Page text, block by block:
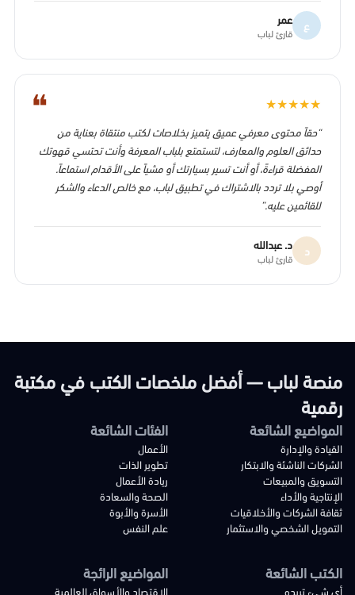
ع عمر
قارئ لباب
❝ ★
★
★
★
★
“حقاً محتوى معرفي عميق يتميز بخلاصات لكتب منتقاة بعناية من
حدائق العلوم والمعارف، لتستمتع بلباب المعرفة وأنت تحتسي قهوتك
المفضلة قراءةً، أو أنت تسير بسيارتك أو مشياً على الأقدام استماعاً.
أوصي بلا تردد بالاشتراك في تطبيق لباب، مع خالص الدعاء والشكر
للقائمين عليه.”
د د. عبدالله
قارئ لباب
منصة لباب — أفضل ملخصات الكتب في مكتبة
رقمية
المواضيع الشائعة
القيادة والإدارة
الشركات الناشئة والابتكار
التسويق والمبيعات
الإنتاجية والأداء
ثقافة الشركات والأخلاقيات
التمويل الشخصي والاستثمار
الفئات الشائعة
الأعمال
تطوير الذات
ريادة الأعمال
الصحة والسعادة
الأسرة والأبوة
علم النفس
الكتب الشائعة
أي شيء تريده
المواضيع الرائجة
الاقتصاد والأسواق العالمية